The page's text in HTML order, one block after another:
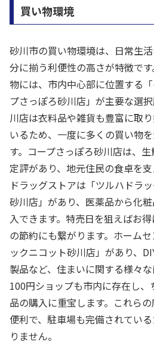
買い物環境
砂川市の買い物環境は、日常生
分に揃う利便性の高さが特徴で
物には、市内中心部に位置する
プさっぽろ砂川店」が主要な選
川店は衣料品や雑貨も豊富に取
いるため、一度に多くの買い物
す。コープさっぽろ砂川店は、
定評があり、地元住民の食卓を支
ドラッグストアは「ツルハドラ
砂川店」があり、医薬品から化
入できます。特売日を狙えばお
の節約にも繋がります。ホーム
ックニコット砂川店」があり、
製品など、住まいに関する様々な
100円ショップも市内に存在し
品の購入に重宝します。これら
便利で、駐車場も完備されてい
りません。